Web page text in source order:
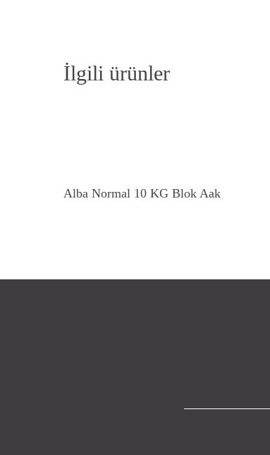
İlgili ürünler
Alba Normal 10 KG Blok Aak